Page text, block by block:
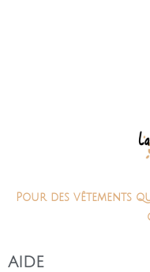
Pour des vêtements
AIDE